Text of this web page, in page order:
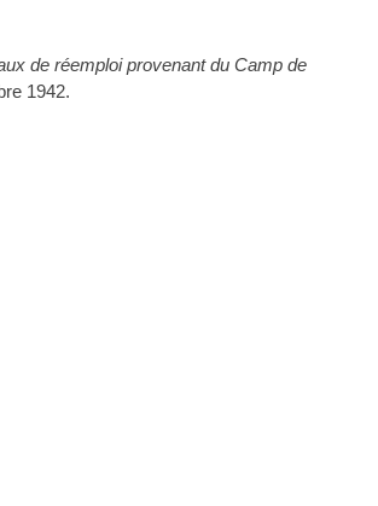
de réemploi provenant du Camp de
1942.